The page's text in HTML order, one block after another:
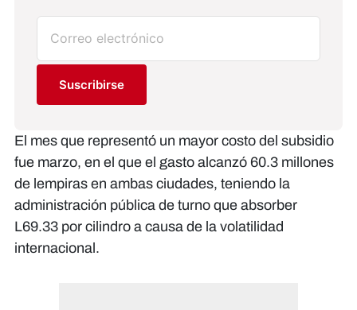
Suscribirse
El mes que representó un mayor costo del subsidio
fue marzo, en el que el gasto alcanzó 60.3 millones
de lempiras en ambas ciudades, teniendo la
administración pública de turno que absorber
L69.33 por cilindro a causa de la volatilidad
internacional.